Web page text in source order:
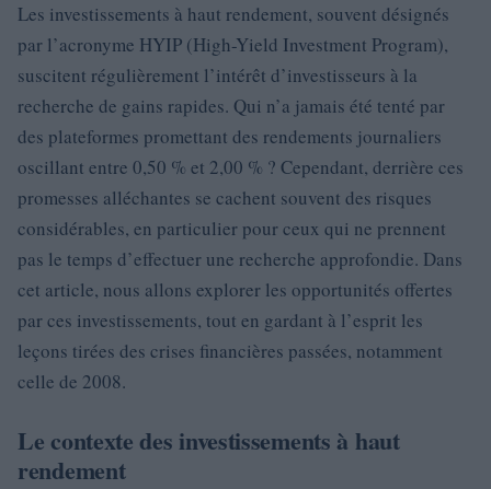
Les investissements à haut rendement, souvent désignés
par l’acronyme HYIP (High-Yield Investment Program),
suscitent régulièrement l’intérêt d’investisseurs à la
recherche de gains rapides. Qui n’a jamais été tenté par
des plateformes promettant des rendements journaliers
oscillant entre 0,50 % et 2,00 % ? Cependant, derrière ces
promesses alléchantes se cachent souvent des risques
considérables, en particulier pour ceux qui ne prennent
pas le temps d’effectuer une recherche approfondie. Dans
cet article, nous allons explorer les opportunités offertes
par ces investissements, tout en gardant à l’esprit les
leçons tirées des crises financières passées, notamment
celle de 2008.
Le contexte des investissements à haut
rendement